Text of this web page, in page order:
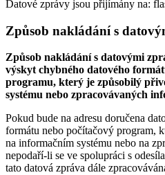
Datové zprávy jsou přijímány na:
Způsob nakládání s
Způsob nakládání s datovými
výskyt chybného datového
programu, který je způsobilý
systému nebo zpracovávaných
Pokud bude na adresu doručena
formátu nebo počítačový program,
na informačním systému nebo na
nepodaří-li se ve spolupráci s
tato datová zpráva dále